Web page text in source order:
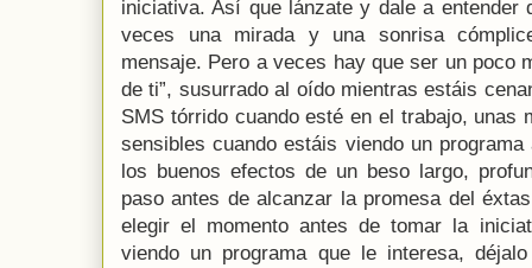
iniciativa. Así que lánzate y dale a entender
veces una mirada y una sonrisa
mensaje. Pero a veces hay que ser un poco
de ti”, susurrado al oído mientras estáis
SMS tórrido cuando esté en el trabajo, unas
sensibles cuando estáis viendo un
los buenos efectos de un beso largo,
paso antes de alcanzar la promesa del
elegir el momento antes de tomar la
viendo un programa que le interesa,